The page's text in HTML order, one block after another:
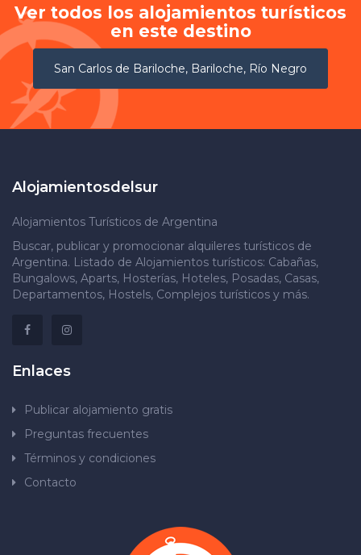
Ver todos los alojamientos turísticos
en este destino
San Carlos de Bariloche, Bariloche, Río Negro
Alojamientosdelsur
Alojamientos Turísticos de Argentina
Buscar, publicar y promocionar alquileres turísticos de
Argentina. Listado de Alojamientos turísticos: Cabañas,
Bungalows, Aparts, Hosterías, Hoteles, Posadas, Casas,
Departamentos, Hostels, Complejos turísticos y más.
Enlaces
Publicar alojamiento gratis
Preguntas frecuentes
Términos y condiciones
Contacto